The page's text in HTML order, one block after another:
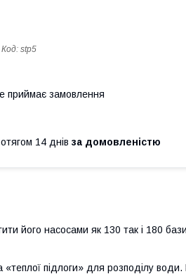
Код: stp5
приймає замовлення
14 днів за домовленістю
його насосами як 130 так і 180
підлоги» для розподілу води.